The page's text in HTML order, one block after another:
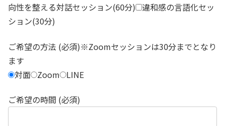
向性を整える対話セッション(60分) 違和感の言語化セッ
ション(30分)
ご希望の方法 (必須)※Zoomセッションは30分までとなり
ます
対面 Zoom LINE
ご希望の時間 (必須)